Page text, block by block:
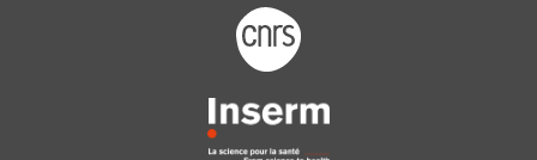
Footer logo tutelles